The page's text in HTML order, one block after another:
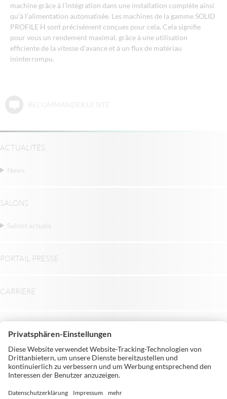
machine grâce à l’intégration dans une installation complète ainsi
qu’à l’alimentation automatisée. Les machines de la gamme SOLID
PROFILE H sont précisément conçues pour cela. Cela signifie
pour vous un rendement maximal, grâce à une utilisation
efficiente de la vitesse d’avance et à un flux de matériau
ininterrompu.
ACTUALITÉS
News
SALONS
Salons actuels
PORTAIL PRESSE
CARRIÈRE